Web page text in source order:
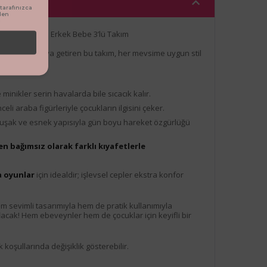
Yelekli Erkek Bebe 3’lü Takım
bir araya getiren bu takım, her mevsime uygun stil
minikler serin havalarda bile sıcacık kalır.
araba figürleriyle çocukların ilgisini çeker.
ve esnek yapısıyla gün boyu hareket özgürlüğü
bağımsız olarak farklı kıyafetlerle
oyunlar için idealdir; işlevsel cepler ekstra konfor
sevimli tasarımıyla hem de pratik kullanımıyla
Hem ebeveynler hem de çocuklar için keyifli bir
koşullarında değişiklik gösterebilir.